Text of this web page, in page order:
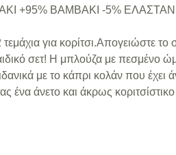
+95% ΒΑΜΒΑΚΙ -5% ΕΛΑΣΤΑΝ
τεμάχια για κορίτσι.Απογειώστε το
σετ! Η μπλούζα με πεσμένο
με το κάπρι κολάν που έχει
ένα άνετο και άκρως